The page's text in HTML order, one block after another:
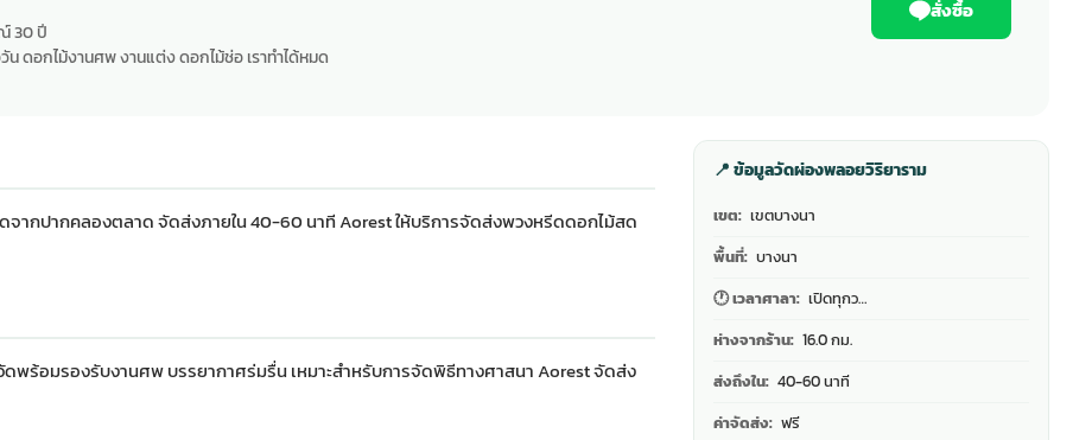
30 ปี
ดอกไม้งานศพ งานแต่ง ดอกไม้ช่อ เราทำได้หมด
สั่งซื้อ
จากปากคลองตลาด จัดส่งภายใน 40-60 นาที Aorest ให้บริการจัดส่งพวงหรีดดอกไม้สด
พร้อมรองรับงานศพ บรรยากาศร่มรื่น เหมาะสำหรับการจัดพิธีทางศาสนา Aorest จัดส่ง
📍 ข้อมูลวัดผ่องพลอยวิริยาราม
เขต: เขตบางนา
พื้นที่: บางนา
🕐 เวลาศาลา: เปิดทุกว…
ห่างจากร้าน: 16.0 กม.
ส่งถึงใน: 40-60 นาที
ค่าจัดส่ง: ฟรี